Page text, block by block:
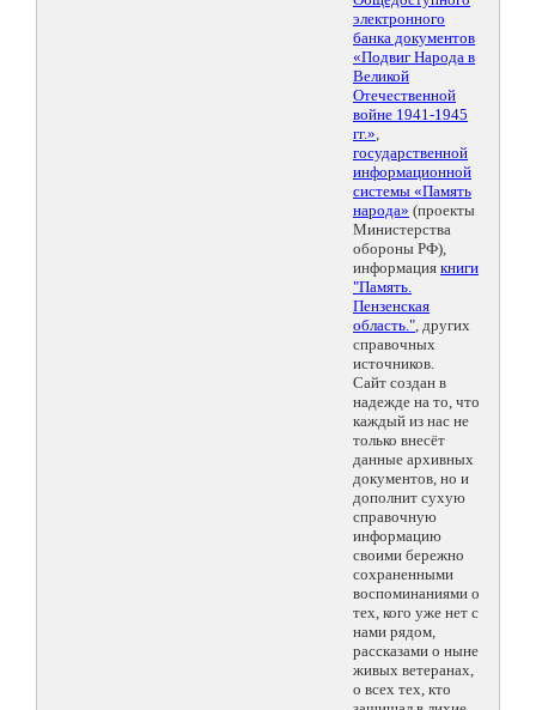
электронного
банка документов
«Подвиг Народа в
Великой
Отечественной
войне 1941-1945
гг.»,
государственной
информационной
системы «Память
народа» (проекты
Министерства
обороны РФ),
информация книги
"Память.
Пензенская
область.", других
справочных
источников.
Сайт создан в
надежде на то, что
каждый из нас не
только внесёт
данные архивных
документов, но и
дополнит сухую
справочную
информацию
своими бережно
сохраненными
воспоминаниями о
тех, кого уже нет с
нами рядом,
рассказами о ныне
живых ветеранах,
о всех тех, кто